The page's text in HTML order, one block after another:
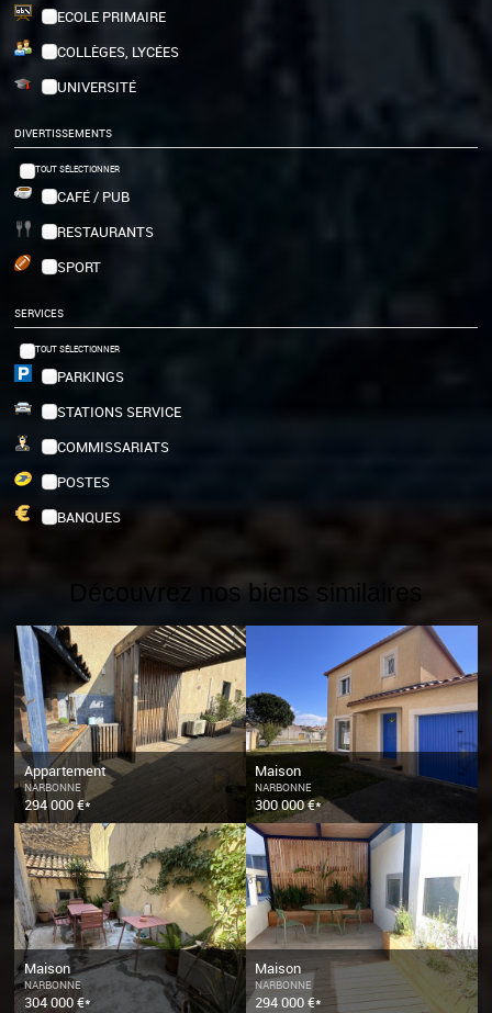
ECOLE PRIMAIRE
COLLÈGES, LYCÉES
UNIVERSITÉ
DIVERTISSEMENTS
TOUT SÉLECTIONNER
CAFÉ / PUB
RESTAURANTS
SPORT
SERVICES
TOUT SÉLECTIONNER
PARKINGS
STATIONS SERVICE
COMMISSARIATS
POSTES
BANQUES
Découvrez nos biens similaires
Appartement
NARBONNE
294 000 €*
Maison
NARBONNE
300 000 €*
Maison
NARBONNE
304 000 €*
Maison
NARBONNE
294 000 €*